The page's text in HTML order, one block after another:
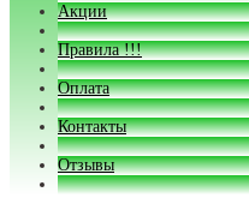
Акции
Правила !!!
Оплата
Контакты
Отзывы